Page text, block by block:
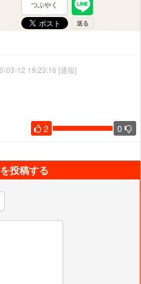
つぶやく
03-12 19:23:16 [通報]
2 0
投稿する